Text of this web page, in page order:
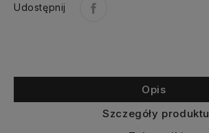
Udostępnij
Opis
Szczegóły produktu